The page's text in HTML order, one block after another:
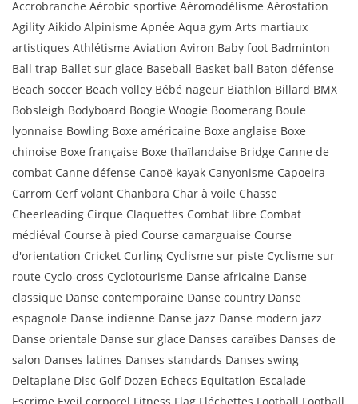
Accrobranche Aérobic sportive Aéromodélisme Aérostation
Agility Aikido Alpinisme Apnée Aqua gym Arts martiaux
artistiques Athlétisme Aviation Aviron Baby foot Badminton
Ball trap Ballet sur glace Baseball Basket ball Baton défense
Beach soccer Beach volley Bébé nageur Biathlon Billard BMX
Bobsleigh Bodyboard Boogie Woogie Boomerang Boule
lyonnaise Bowling Boxe américaine Boxe anglaise Boxe
chinoise Boxe française Boxe thaïlandaise Bridge Canne de
combat Canne défense Canoë kayak Canyonisme Capoeira
Carrom Cerf volant Chanbara Char à voile Chasse
Cheerleading Cirque Claquettes Combat libre Combat
médiéval Course à pied Course camarguaise Course
d'orientation Cricket Curling Cyclisme sur piste Cyclisme sur
route Cyclo-cross Cyclotourisme Danse africaine Danse
classique Danse contemporaine Danse country Danse
espagnole Danse indienne Danse jazz Danse modern jazz
Danse orientale Danse sur glace Danses caraïbes Danses de
salon Danses latines Danses standards Danses swing
Deltaplane Disc Golf Dozen Echecs Equitation Escalade